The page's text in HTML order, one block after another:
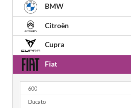
BMW
Citroën
Cupra
Fiat
600
Ducato